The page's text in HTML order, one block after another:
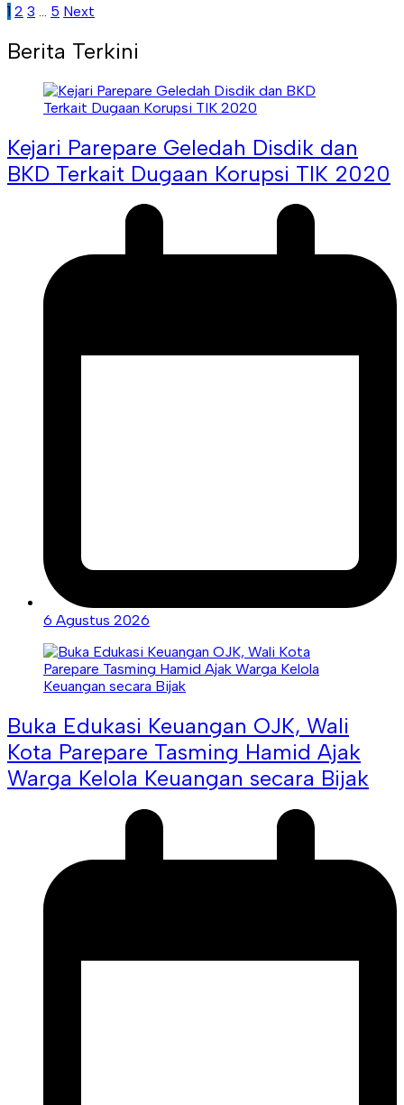
Paginasi
pos
1 2 3 … 5 Next
Berita Terkini
Kejari Parepare Geledah Disdik dan
BKD Terkait Dugaan Korupsi TIK 2020
6 Agustus 2026
Buka Edukasi Keuangan OJK, Wali
Kota Parepare Tasming Hamid Ajak
Warga Kelola Keuangan secara Bijak